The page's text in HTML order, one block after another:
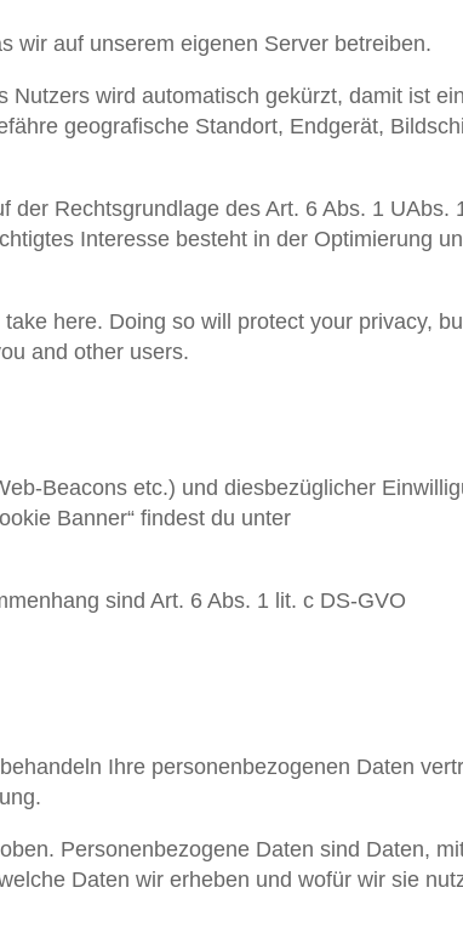
wir auf unserem eigenen Server betreiben.
wird automatisch gekürzt, damit ist
geografische Standort, Endgerät,
Rechtsgrundlage des Art. 6 Abs. 1 UAbs.
Interesse besteht in der Optimierung
here. Doing so will protect your privacy,
and other users.
Beacons etc.) und diesbezüglicher
Banner“ findest du unter
sind Art. 6 Abs. 1 lit. c DS-GVO
Ihre personenbezogenen Daten
Personenbezogene Daten sind Daten,
Daten wir erheben und wofür wir sie